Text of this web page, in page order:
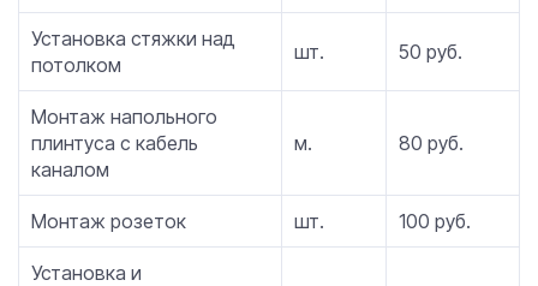
Установка стяжки над
потолком
шт. 50 руб.
Монтаж напольного
плинтуса с кабель
каналом
м. 80 руб.
Монтаж розеток шт. 100 руб.
Установка и